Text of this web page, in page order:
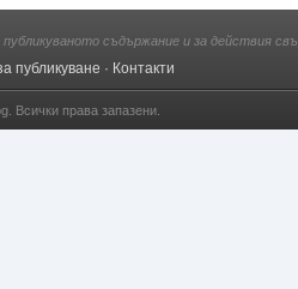
съдържание и за действия
публикуване · Контакти
. Всички права запазени.